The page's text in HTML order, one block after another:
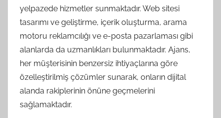
yelpazede hizmetler sunmaktadır. Web sitesi
tasarımı ve geliştirme, içerik oluşturma, arama
motoru reklamcılığı ve e-posta pazarlaması gibi
alanlarda da uzmanlıkları bulunmaktadır. Ajans,
her müşterisinin benzersiz ihtiyaçlarına göre
özelleştirilmiş çözümler sunarak, onların dijital
alanda rakiplerinin önüne geçmelerini
sağlamaktadır.